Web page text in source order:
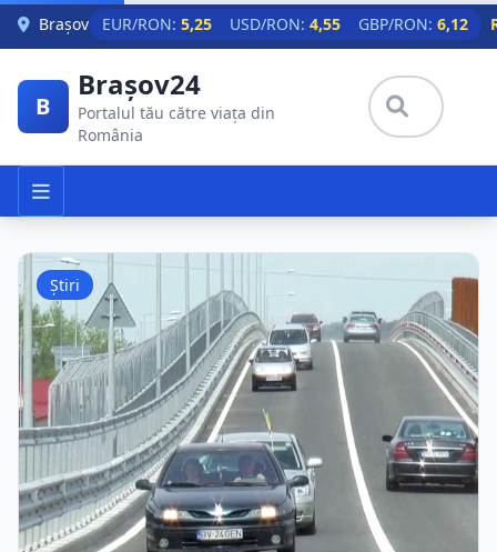
Skip to main content
Brașov EUR/RON: 5,25 USD/RON: 4,55 GBP/RON: 6,12
B
Brașov24
Portalul tău către viața din
România
Știri